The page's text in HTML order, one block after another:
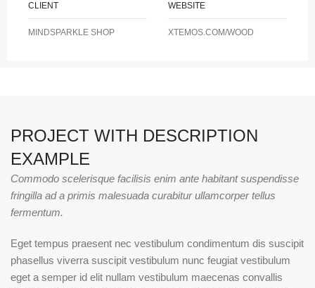
CLIENT
MINDSPARKLE SHOP
WEBSITE
XTEMOS.COM/WOOD
PROJECT WITH DESCRIPTION
EXAMPLE
Commodo scelerisque facilisis enim ante habitant suspendisse
fringilla ad a primis malesuada curabitur ullamcorper tellus
fermentum.
Eget tempus praesent nec vestibulum condimentum dis suscipit
phasellus viverra suscipit vestibulum nunc feugiat vestibulum
eget a semper id elit nullam vestibulum maecenas convallis